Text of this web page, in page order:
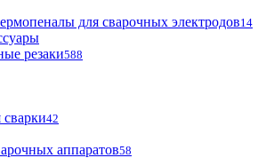
для сварочных электродов14
резаки588
42
аппаратов58